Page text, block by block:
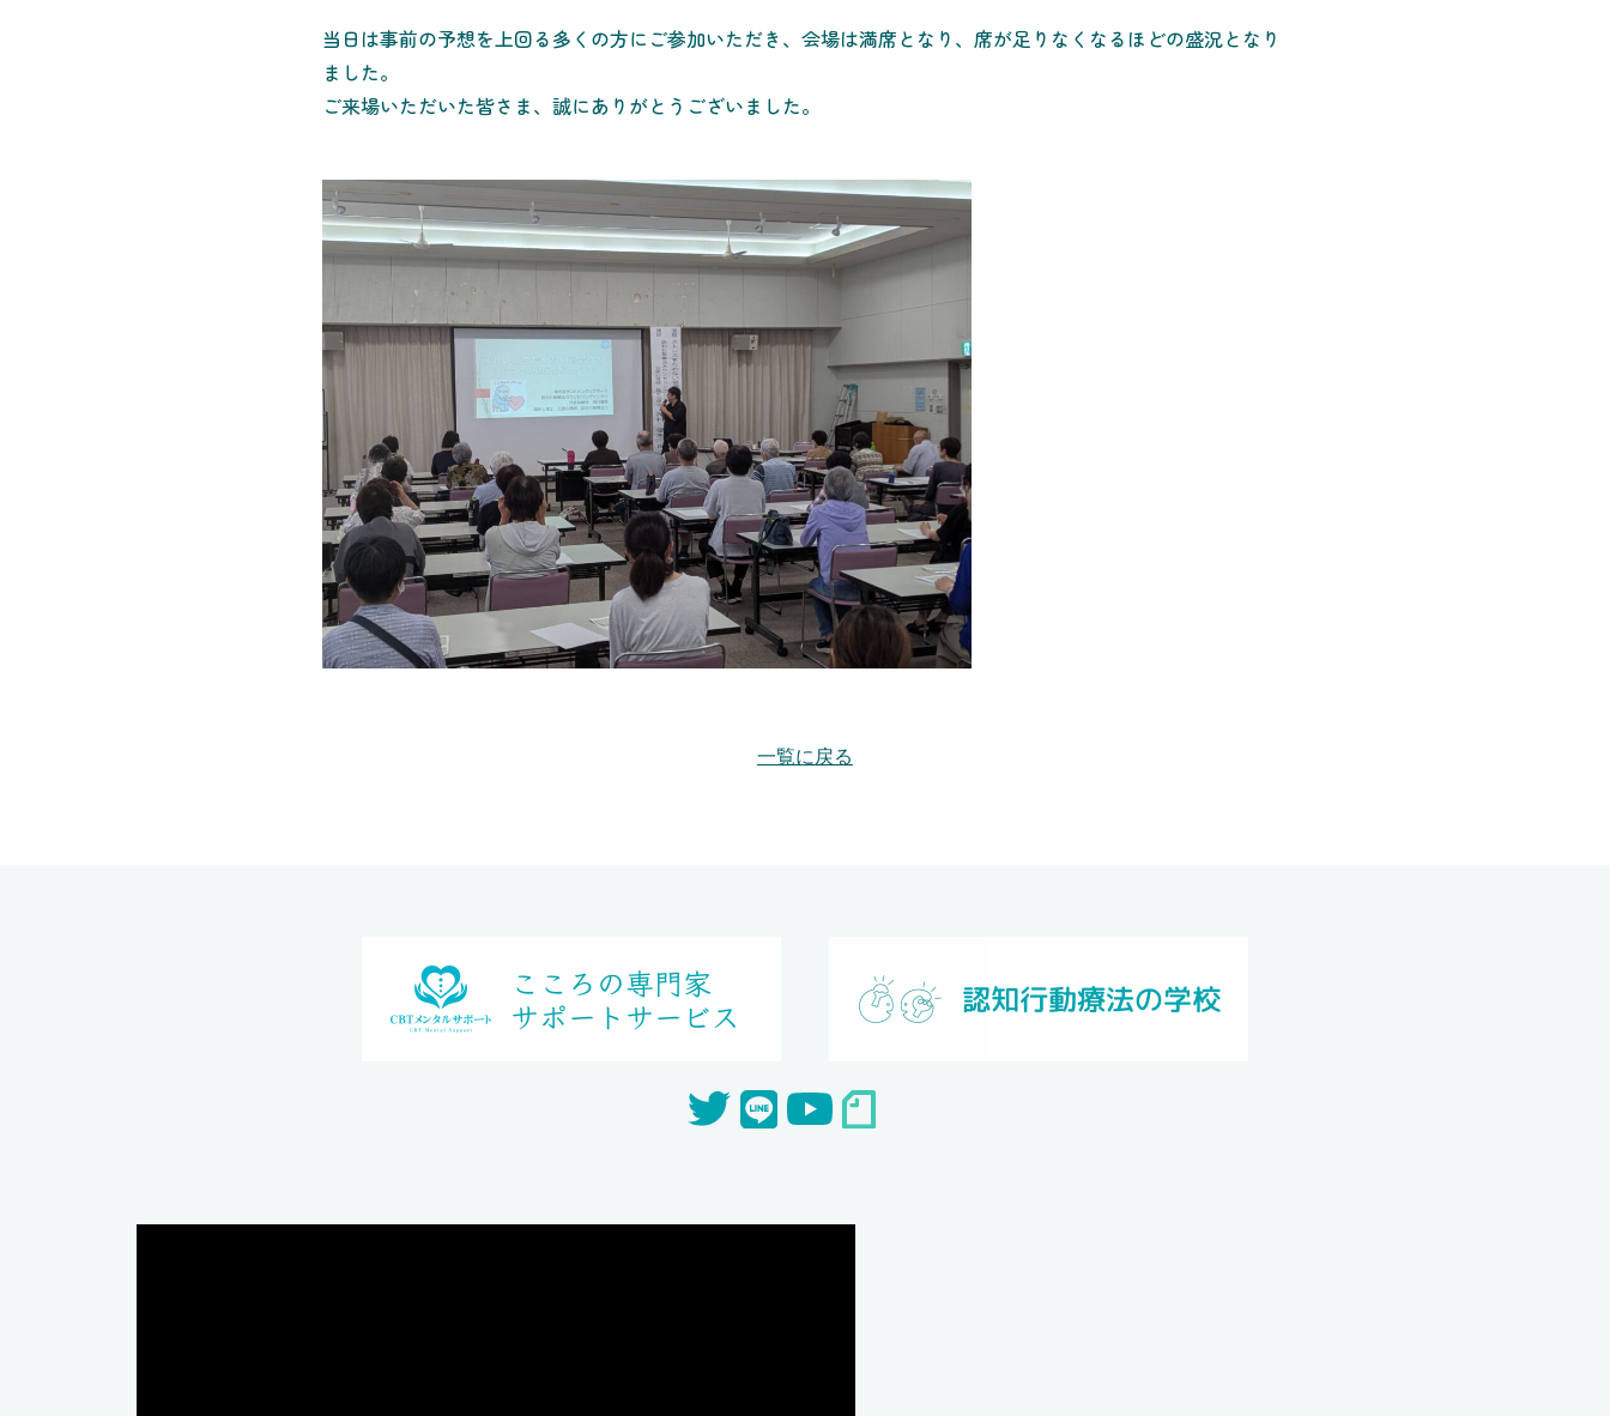
当日は事前の予想を上回る多くの方にご参加いただき、会場は満席となり、席が足りなくなるほどの盛況となり
ました。
ご来場いただいた皆さま、誠にありがとうございました。
一覧に戻る